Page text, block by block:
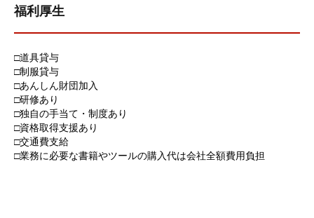
福利厚生
□道具貸与
□制服貸与
□あんしん財団加入
□研修あり
□独自の手当て・制度あり
□資格取得支援あり
□交通費支給
□業務に必要な書籍やツールの購入代は会社全額費用負担